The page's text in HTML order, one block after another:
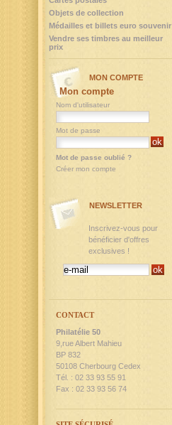
Objets de collection
Médailles et billets euro souvenir
Vendre ses timbres au meilleur
prix
MON COMPTE
Mon compte
Nom d'utilisateur
Mot de passe
Mot de passe oublié ?
Créer mon compte
NEWSLETTER
Inscrivez-vous pour
bénéficier d'offres
exclusives !
CONTACT
Philatélie 50
9,rue Albert Mahieu
BP 832
50108 Cherbourg Cedex
Tél. : 02 33 93 55 91
Fax : 02 33 93 56 74